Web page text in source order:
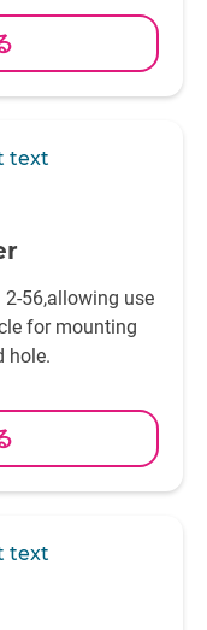
2-56,allowing use
for mounting
hole.